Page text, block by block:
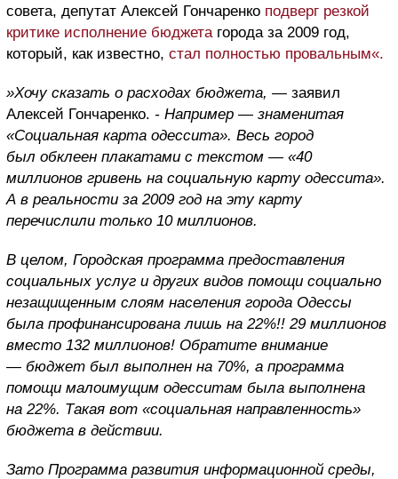
совета, депутат Алексей Гончаренко подверг резкой
критике исполнение бюджета города за 2009 год,
который, как известно, стал полностью провальным«.
»Хочу сказать о расходах бюджета, — заявил
Алексей Гончаренко. - Например — знаменитая
«Социальная карта одессита». Весь город
был обклеен плакатами с текстом — «40
миллионов гривень на социальную карту одессита».
А в реальности за 2009 год на эту карту
перечислили только 10 миллионов.
В целом, Городская программа предоставления
социальных услуг и других видов помощи социально
незащищенным слоям населения города Одессы
была профинансирована лишь на 22%!! 29 миллионов
вместо 132 миллионов! Обратите внимание
— бюджет был выполнен на 70%, а программа
помощи малоимущим одесситам была выполнена
на 22%. Такая вот «социальная направленность»
бюджета в действии.
Зато Программа развития информационной среды,